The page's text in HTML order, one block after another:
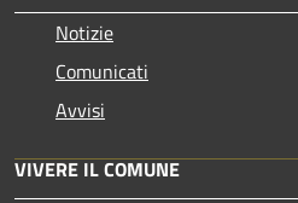
Notizie
Comunicati
Avvisi
VIVERE IL COMUNE